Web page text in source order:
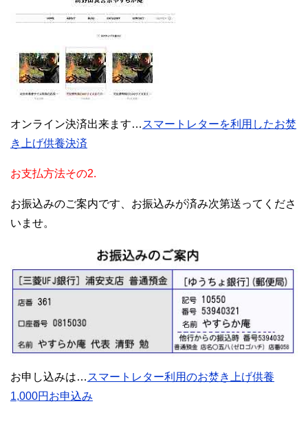
オンライン決済出来ます… スマートレターを利用したお焚
き上げ供養決済
お支払方法その2.
お振込みのご案内です、お振込みが済み次第送ってくださ
いませ。
お申し込みは… スマートレター利用のお焚き上げ供養
1,000円お申込み